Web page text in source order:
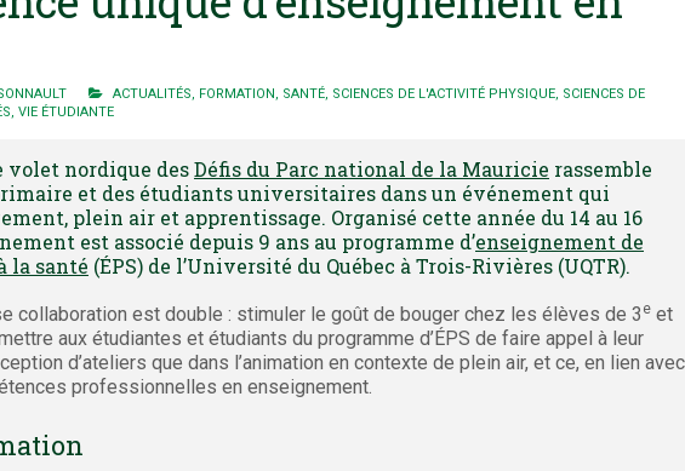
ACTUALITÉS, FORMATION, SANTÉ, SCIENCES DE L'ACTIVITÉ PHYSIQUE, SCIENCES DE
, VIE ÉTUDIANTE
volet nordique desDéfis du Parc national de la Mauricie rassemble
et des étudiants universitaires dans un événement qui
plein air et apprentissage. Organisé cette année du 14 au 16
est associé depuis 9 ans au programme d’enseignement de
la santé (ÉPS) de l’Université du Québec à Trois-Rivières (UQTR).
collaboration est double : stimuler le goût de bouger chez les élèves de 3 e et
aux étudiantes et étudiants du programme d’ÉPS de faire appel à leur
d’ateliers que dans l’animation en contexte de plein air, et ce, en lien avec
professionnelles en enseignement.